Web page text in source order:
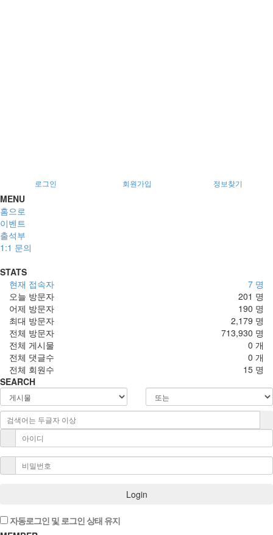
로그인 회원가입 정보찾기
MENU
홈으로
이벤트
출석부
1:1 문의
STATS
7 명
현재 접속자
201 명
오늘 방문자
190 명
어제 방문자
2,179 명
최대 방문자
713,930 명
전체 방문자
0 개
전체 게시물
0 개
전체 댓글수
15 명
전체 회원수
SEARCH
Login
자동로그인 및 로그인 상태 유지